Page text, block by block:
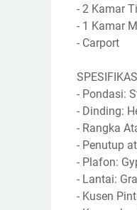
- 2 Kamar
- 1 Kamar
- Carport
- Pondasi:
- Dinding:
- Rangka
- Penutup
- Plafon:
- Lantai:
- Kusen